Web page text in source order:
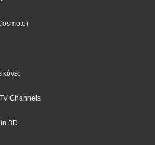
)
Channels
3D